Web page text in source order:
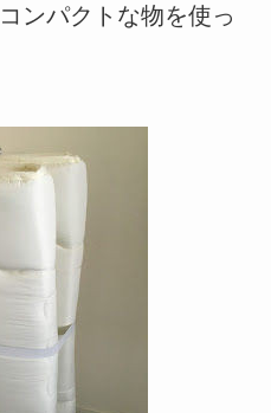
ンパクトな物を使っ